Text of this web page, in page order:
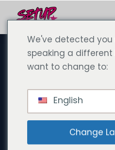
septembre
Comment
de Dubaï à sa
Un guide
We've detected
speaking a different
want to change to:
English
Change